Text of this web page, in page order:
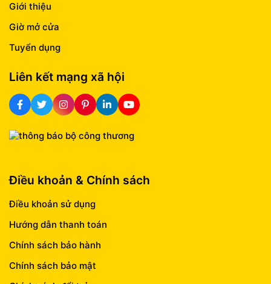
Giới thiệu
Giờ mở cửa
Tuyển dụng
Liên kết mạng xã hội
Điều khoản & Chính sách
Điều khoản sử dụng
Hướng dẫn thanh toán
Chính sách bảo hành
Chính sách bảo mật